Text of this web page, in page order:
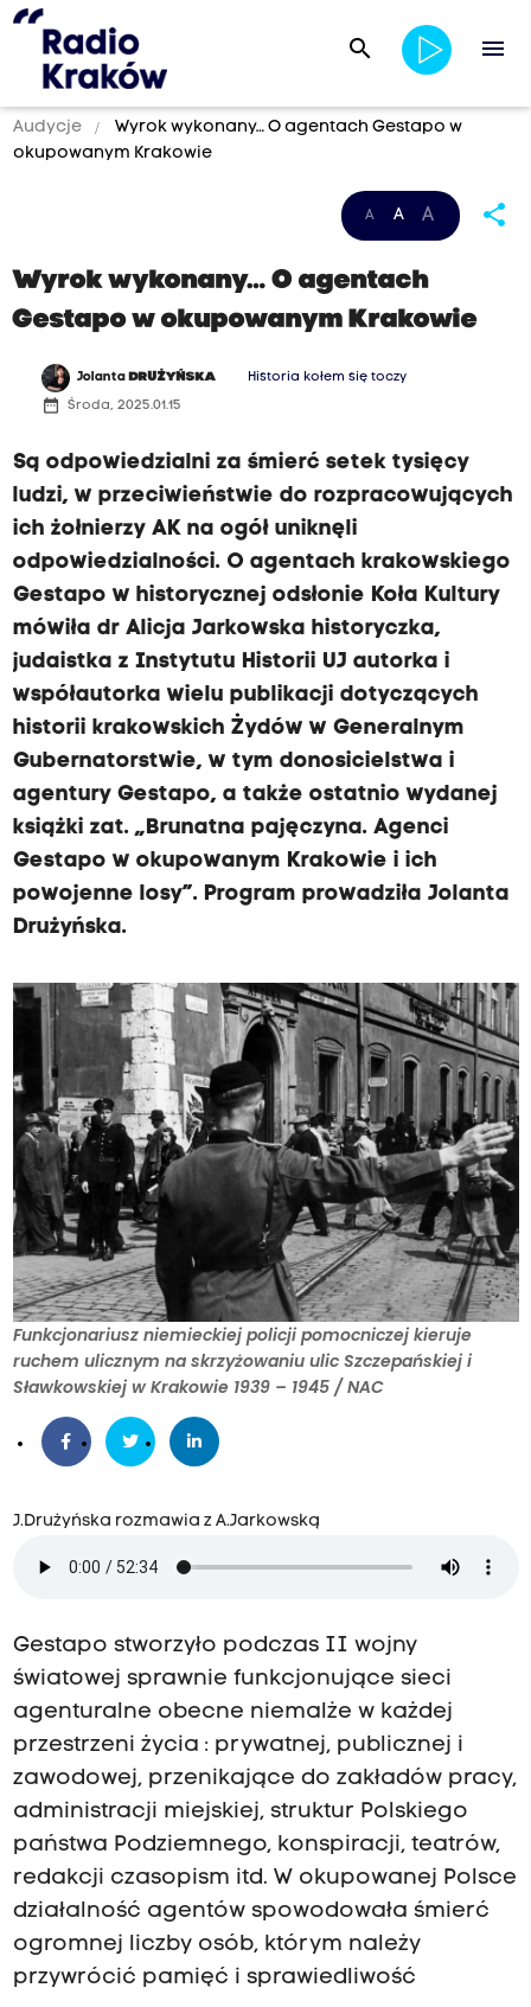
search menu
Audycje
Wyrok wykonany… O agentach Gestapo w
okupowanym Krakowie
A A A share
Wyrok wykonany… O agentach
Gestapo w okupowanym Krakowie
Jolanta DRUŻYŃSKA Historia kołem się toczy
date_range Środa, 2025.01.15
Są odpowiedzialni za śmierć setek tysięcy
ludzi, w przeciwieństwie do rozpracowujących
ich żołnierzy AK na ogół uniknęli
odpowiedzialności. O agentach krakowskiego
Gestapo w historycznej odsłonie Koła Kultury
mówiła dr Alicja Jarkowska historyczka,
judaistka z Instytutu Historii UJ autorka i
współautorka wielu publikacji dotyczących
historii krakowskich Żydów w Generalnym
Gubernatorstwie, w tym donosicielstwa i
agentury Gestapo, a także ostatnio wydanej
książki zat. „Brunatna pajęczyna. Agenci
Gestapo w okupowanym Krakowie i ich
powojenne losy”. Program prowadziła Jolanta
Drużyńska.
Funkcjonariusz niemieckiej policji pomocniczej kieruje
ruchem ulicznym na skrzyżowaniu ulic Szczepańskiej i
Sławkowskiej w Krakowie 1939 – 1945 / NAC
J.Drużyńska rozmawia z A.Jarkowską
Gestapo stworzyło podczas II wojny
światowej sprawnie funkcjonujące sieci
agenturalne obecne niemalże w każdej
przestrzeni życia : prywatnej, publicznej i
zawodowej, przenikające do zakładów pracy,
administracji miejskiej, struktur Polskiego
państwa Podziemnego, konspiracji, teatrów,
redakcji czasopism itd. W okupowanej Polsce
działalność agentów spowodowała śmierć
ogromnej liczby osób, którym należy
przywrócić pamięć i sprawiedliwość